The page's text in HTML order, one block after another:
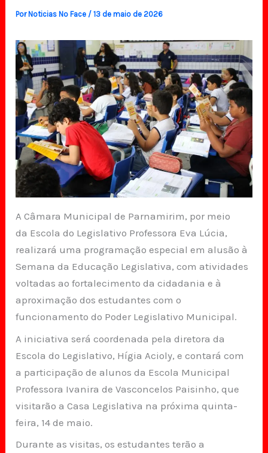
PorNoticias No Face /13 de maio de 2026
A Câmara Municipal de Parnamirim, por meio
da Escola do Legislativo Professora Eva Lúcia,
realizará uma programação especial em alusão à
Semana da Educação Legislativa, com atividades
voltadas ao fortalecimento da cidadania e à
aproximação dos estudantes com o
funcionamento do Poder Legislativo Municipal.
A iniciativa será coordenada pela diretora da
Escola do Legislativo, Hígia Acioly, e contará com
a participação de alunos da Escola Municipal
Professora Ivanira de Vasconcelos Paisinho, que
visitarão a Casa Legislativa na próxima quinta-
feira, 14 de maio.
Durante as visitas, os estudantes terão a